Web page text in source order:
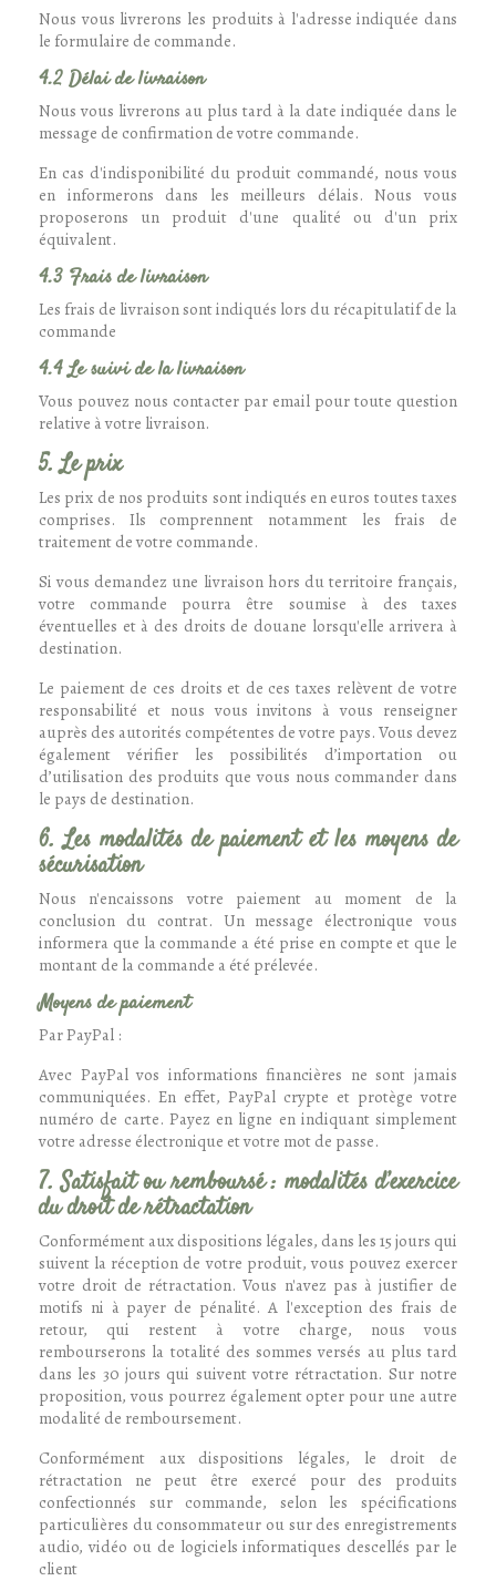
Nous vous livrerons les produits à l'adresse indiquée dans
le formulaire de commande.
4.2 Délai de livraison
Nous vous livrerons au plus tard à la date indiquée dans le
message de confirmation de votre commande.
En cas d'indisponibilité du produit commandé, nous vous
en informerons dans les meilleurs délais. Nous vous
proposerons un produit d'une qualité ou d'un prix
équivalent.
4.3 Frais de livraison
Les frais de livraison sont indiqués lors du récapitulatif de la
commande
4.4 Le suivi de la livraison
Vous pouvez nous contacter par email pour toute question
relative à votre livraison.
5. Le prix
Les prix de nos produits sont indiqués en euros toutes taxes
comprises. Ils comprennent notamment les frais de
traitement de votre commande.
Si vous demandez une livraison hors du territoire français,
votre commande pourra être soumise à des taxes
éventuelles et à des droits de douane lorsqu'elle arrivera à
destination.
Le paiement de ces droits et de ces taxes relèvent de votre
responsabilité et nous vous invitons à vous renseigner
auprès des autorités compétentes de votre pays. Vous devez
également vérifier les possibilités d’importation ou
d’utilisation des produits que vous nous commander dans
le pays de destination.
6. Les modalités de paiement et les moyens de
sécurisation
Nous n'encaissons votre paiement au moment de la
conclusion du contrat. Un message électronique vous
informera que la commande a été prise en compte et que le
montant de la commande a été prélevée.
Moyens de paiement
Par PayPal :
Avec PayPal vos informations financières ne sont jamais
communiquées. En effet, PayPal crypte et protège votre
numéro de carte. Payez en ligne en indiquant simplement
votre adresse électronique et votre mot de passe.
7. Satisfait ou remboursé : modalités d’exercice
du droit de rétractation
Conformément aux dispositions légales, dans les 15 jours qui
suivent la réception de votre produit, vous pouvez exercer
votre droit de rétractation. Vous n'avez pas à justifier de
motifs ni à payer de pénalité. A l'exception des frais de
retour, qui restent à votre charge, nous vous
rembourserons la totalité des sommes versés au plus tard
dans les 30 jours qui suivent votre rétractation. Sur notre
proposition, vous pourrez également opter pour une autre
modalité de remboursement.
Conformément aux dispositions légales, le droit de
rétractation ne peut être exercé pour des produits
confectionnés sur commande, selon les spécifications
particulières du consommateur ou sur des enregistrements
audio, vidéo ou de logiciels informatiques descellés par le
client